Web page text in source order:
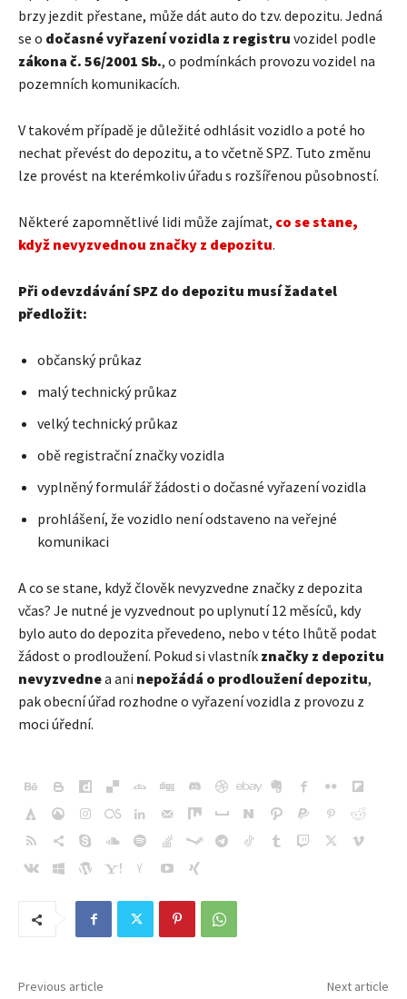
brzy jezdit přestane, může dát auto do tzv. depozitu. Jedná
se o dočasné vyřazení vozidla z registru vozidel podle
zákona č. 56/2001 Sb., o podmínkách provozu vozidel na
pozemních komunikacích.
V takovém případě je důležité odhlásit vozidlo a poté ho
nechat převést do depozitu, a to včetně SPZ. Tuto změnu
lze provést na kterémkoliv úřadu s rozšířenou působností.
Některé zapomnětlivé lidi může zajímat, co se stane,
když nevyzvednou značky z depozitu.
Při odevzdávání SPZ do depozitu musí žadatel
předložit:
občanský průkaz
malý technický průkaz
velký technický průkaz
obě registrační značky vozidla
vyplněný formulář žádosti o dočasné vyřazení vozidla
prohlášení, že vozidlo není odstaveno na veřejné
komunikaci
A co se stane, když člověk nevyzvedne značky z depozita
včas? Je nutné je vyzvednout po uplynutí 12 měsíců, kdy
bylo auto do depozita převedeno, nebo v této lhůtě podat
žádost o prodloužení. Pokud si vlastník značky z depozitu
nevyzvednea ani nepožádá o prodloužení depozitu,
pak obecní úřad rozhodne o vyřazení vozidla z provozu z
moci úřední.
Previous article Next article